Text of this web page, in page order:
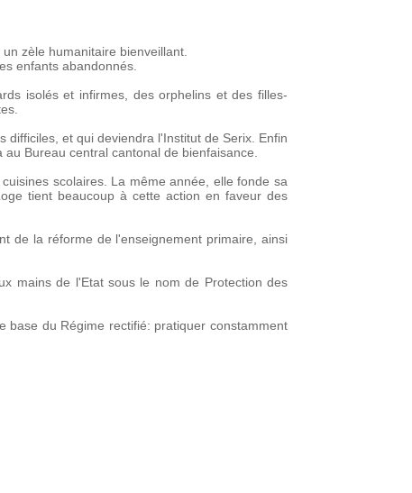
zèle humanitaire bienveillant.
enfants abandonnés.
isolés et infirmes, des orphelins et des filles-
et qui deviendra l'Institut de Serix. Enfin
Bureau central cantonal de bienfaisance.
scolaires. La même année, elle fonde sa
tient beaucoup à cette action en faveur des
de la réforme de l'enseignement primaire, ainsi
mains de l'Etat sous le nom de Protection des
base du Régime rectifié: pratiquer constamment